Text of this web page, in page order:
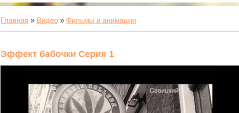
Главная » Видео » Фильмы и анимация
Эффект бабочки Серия 1